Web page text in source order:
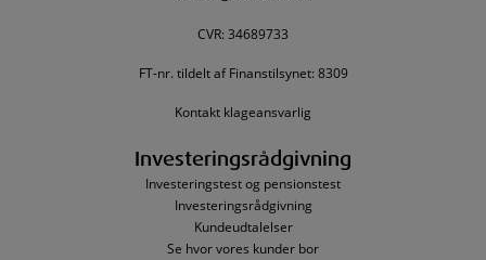
CVR: 34689733
FT-nr. tildelt af Finanstilsynet: 8309
Kontakt klageansvarlig
Investeringsrådgivning
Investeringstest og pensionstest
Investeringsrådgivning
Kundeudtalelser
Se hvor vores kunder bor